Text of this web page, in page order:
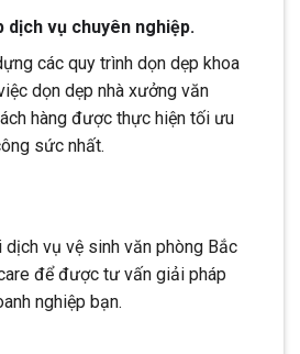
dịch vụ chuyên nghiệp.
các quy trình dọn dẹp khoa
dọn dẹp nhà xưởng văn
hàng được thực hiện tối ưu
sức nhất.
dịch vụ vệ sinh văn phòng Bắc
để được tư vấn giải pháp
nghiệp bạn.